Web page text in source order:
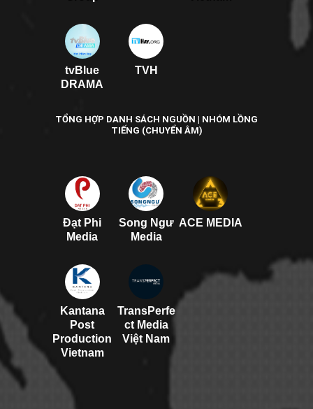
tvBlue
DRAMA
TVH
TỔNG HỢP DANH SÁCH NGUỒN | NHÓM LỒNG
TIẾNG (CHUYỂN ÂM)
Đạt Phi
Media
Song Ngư
Media
ACE MEDIA
Kantana
Post
Production
Vietnam
TransPerfe
ct Media
Việt Nam